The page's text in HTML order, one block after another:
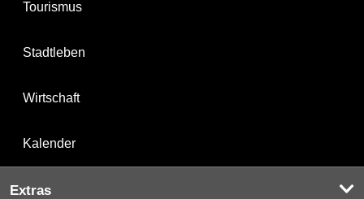
Tourismus
Stadtleben
Wirtschaft
Kalender
Extras